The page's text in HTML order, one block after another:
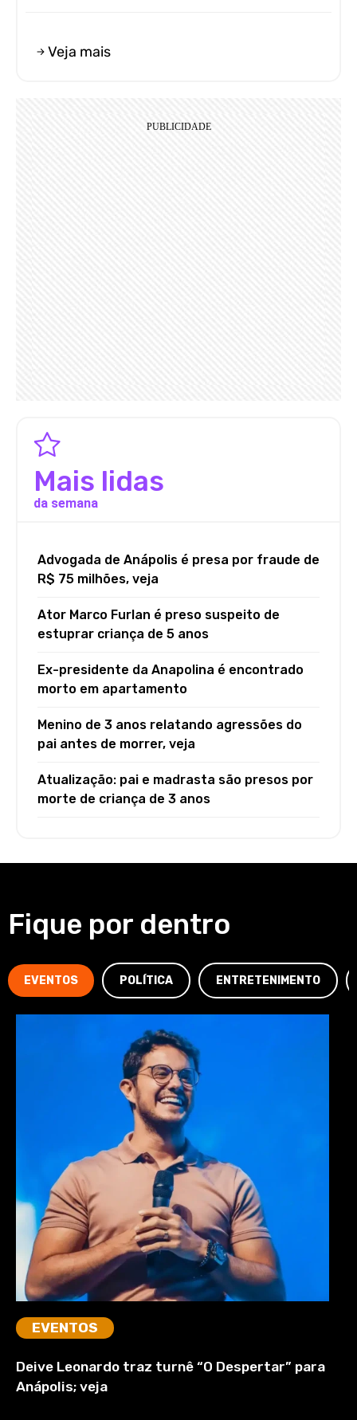
Veja mais
Mais lidas
da semana
Advogada de Anápolis é presa por fraude de
R$ 75 milhões, veja
Ator Marco Furlan é preso suspeito de
estuprar criança de 5 anos
Ex-presidente da Anapolina é encontrado
morto em apartamento
Menino de 3 anos relatando agressões do
pai antes de morrer, veja
Atualização: pai e madrasta são presos por
morte de criança de 3 anos
Fique por dentro
EVENTOS POLÍTICA ENTRETENIMENTO
EVENTOS
Deive Leonardo traz turnê “O Despertar” para
Anápolis; veja